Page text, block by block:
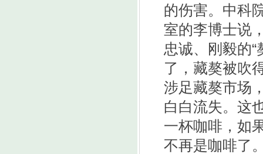
的伤害。中科
室的李博士说
忠诚、刚毅的
了，藏獒被吹
涉足藏獒市场
白白流失。这
一杯咖啡，如
不再是咖啡了